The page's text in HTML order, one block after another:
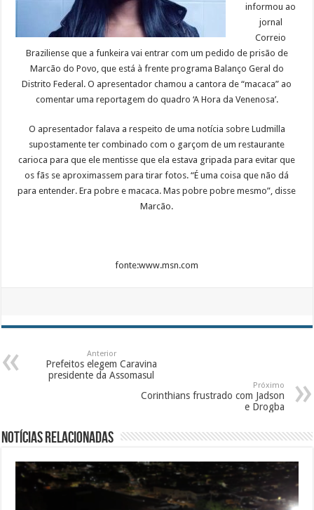
informou ao
jornal
Correio
Braziliense que a funkeira vai entrar com um pedido de prisão de
Marcão do Povo, que está à frente programa Balanço Geral do
Distrito Federal. O apresentador chamou a cantora de “macaca” ao
comentar uma reportagem do quadro ‘A Hora da Venenosa’.
O apresentador falava a respeito de uma notícia sobre Ludmilla
supostamente ter combinado com o garçom de um restaurante
carioca para que ele mentisse que ela estava gripada para evitar que
os fãs se aproximassem para tirar fotos. “É uma coisa que não dá
para entender. Era pobre e macaca. Mas pobre pobre mesmo”, disse
Marcão.
fonte:www.msn.com
Anterior
Prefeitos elegem Caravina
presidente da Assomasul
Próximo
Corinthians frustrado com Jadson
e Drogba
Notícias Relacionadas